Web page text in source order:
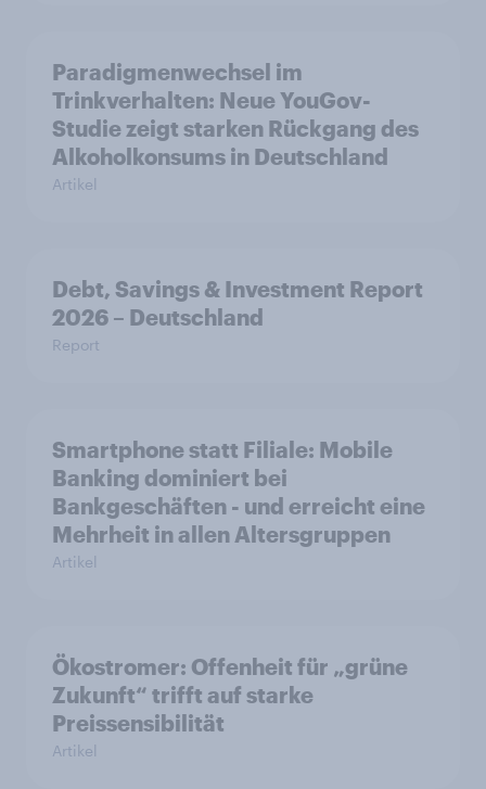
Paradigmenwechsel im
Trinkverhalten: Neue YouGov-
Studie zeigt starken Rückgang des
Alkoholkonsums in Deutschland
Artikel
Debt, Savings & Investment Report
2026 – Deutschland
Report
Smartphone statt Filiale: Mobile
Banking dominiert bei
Bankgeschäften - und erreicht eine
Mehrheit in allen Altersgruppen
Artikel
Ökostromer: Offenheit für „grüne
Zukunft“ trifft auf starke
Preissensibilität
Artikel